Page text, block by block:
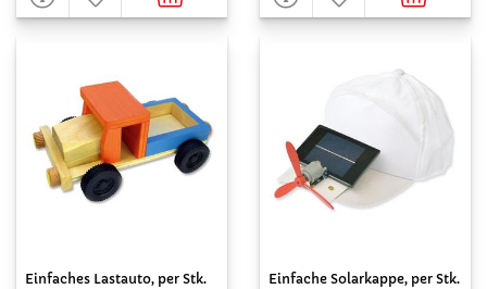
Einfaches Lastauto, per Stk. Einfache Solarkappe, per Stk.